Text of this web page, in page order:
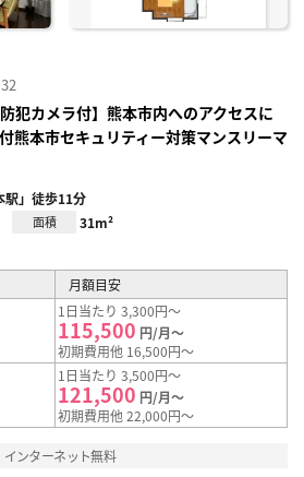
犯カメラ付】熊本市内へのアクセスに
熊本市セキュリティー対策マンスリーマ
駅」徒歩11分
面積 31m²
月額目安
1日当たり 3,300円～
115,500 円/月～
初期費用他 16,500円～
1日当たり 3,500円～
121,500 円/月～
初期費用他 22,000円～
インターネット無料